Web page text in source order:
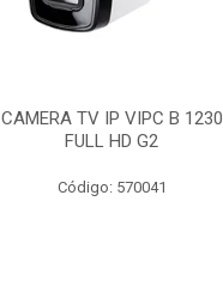
CAMERA TV IP VIPC B 1230
FULL HD G2
Código: 570041